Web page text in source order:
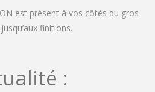
est présent à vos côtés du gros
finitions.
: